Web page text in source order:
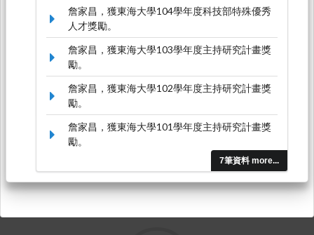
7筆資料 more...
詹家昌，獲東海大學104學年度科技部特殊優秀
人才獎勵。
詹家昌，獲東海大學103學年度主持研究計畫獎
勵。
詹家昌，獲東海大學102學年度主持研究計畫獎
勵。
詹家昌，獲東海大學101學年度主持研究計畫獎
勵。